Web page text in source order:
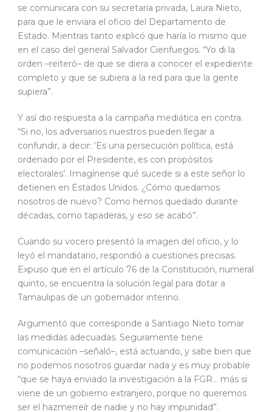
se comunicara con su secretaria privada, Laura Nieto,
para que le enviara el oficio del Departamento de
Estado. Mientras tanto explicó que haría lo mismo que
en el caso del general Salvador Cienfuegos. “Yo di la
orden –reiteró– de que se diera a conocer el expediente
completo y que se subiera a la red para que la gente
supiera”.
Y así dio respuesta a la campaña mediática en contra.
“Si no, los adversarios nuestros pueden llegar a
confundir, a decir: ‘Es una persecución política, está
ordenado por el Presidente, es con propósitos
electorales’. Imagínense qué sucede si a este señor lo
detienen en Estados Unidos. ¿Cómo quedamos
nosotros de nuevo? Como hemos quedado durante
décadas, como tapaderas, y eso se acabó”.
Cuando su vocero presentó la imagen del oficio, y lo
leyó el mandatario, respondió a cuestiones precisas.
Expuso que en el artículo 76 de la Constitución, numeral
quinto, se encuentra la solución legal para dotar a
Tamaulipas de un gobernador interino.
Argumentó que corresponde a Santiago Nieto tomar
las medidas adecuadas. Seguramente tiene
comunicación –señaló–, está actuando, y sabe bien que
no podemos nosotros guardar nada y es muy probable
“que se haya enviado la investigación a la FGR… más si
viene de un gobierno extranjero, porque no queremos
ser el hazmerreír de nadie y no hay impunidad”.